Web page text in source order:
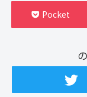
Pocket